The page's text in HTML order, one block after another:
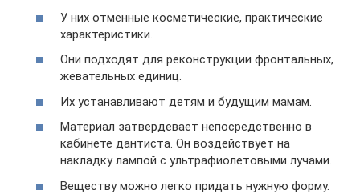
У них отменные косметические, практические
характеристики.
Они подходят для реконструкции фронтальных,
жевательных единиц.
Их устанавливают детям и будущим мамам.
Материал затвердевает непосредственно в
кабинете дантиста. Он воздействует на
накладку лампой с ультрафиолетовыми лучами.
Веществу можно легко придать нужную форму.